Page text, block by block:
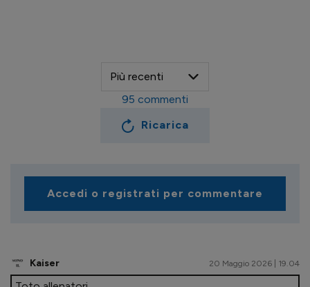
Ricarica
95 commenti
Accedi o registrati per commentare
Kaiser 20 Maggio 2026 | 19.04